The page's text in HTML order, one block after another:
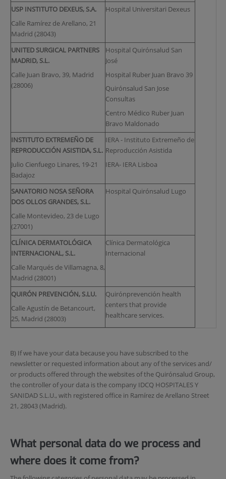
USP INSTITUTO DEXEUS, S.A.
Calle Ramírez de Arellano, 21
Madrid (28043)
Hospital Universitari Dexeus
UNITED SURGICAL PARTNERS
MADRID, S.L.
Calle Juan Bravo, 39, Madrid
(28006)
Hospital Quirónsalud San
José
Hospital Ruber Juan Bravo 39
Quirónsalud San Jose
Consultas
Centro Médico Ruber Juan
Bravo Maldonado
INSTITUTO EXTREMEÑO DE
REPRODUCCIÓN ASISTIDA, S.L.
Julio Cienfuego Linares, 19-21
Badajoz
IERA - Instituto Extremeño de
Reproducción Asistida
IERA- IERA Lisboa
SANATORIO NOSA SEÑORA
DOS OLLOS GRANDES, S.L.
Calle Montevideo, 23 de Lugo
(27001)
Hospital Quirónsalud Lugo
CLÍNICA DERMATOLÓGICA
INTERNACIONAL, S.L.
Calle Marqués de Villamagna, 8,
Madrid (28001)
Clínica Dermatológica
Internacional
QUIRÓN PREVENCIÓN, S.LU.
Calle Agustín de Betancourt,
25, Madrid (28003)
Quirónprevención health
centers that provide
healthcare services.
B) If we have your data because you have subscribed to the
newsletter or requested information about any of the services and/
or products offered through the websites of the Quirónsalud Group,
the controller of your data is the company IDCQ HOSPITALES Y
SANIDAD S.L.U., with registered office in Ramírez de Arellano Street
21, 28043 (Madrid).
What personal data do we process and
where does it come from?